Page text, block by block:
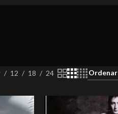
PRE-VENTAREEDICIÓNROCK
12 18 24